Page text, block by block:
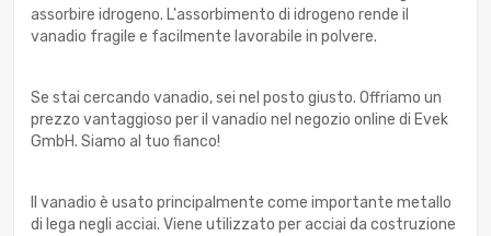
assorbire idrogeno. L'assorbimento di idrogeno rende il
vanadio fragile e facilmente lavorabile in polvere.
Se stai cercando vanadio, sei nel posto giusto. Offriamo un
prezzo vantaggioso per il vanadio nel negozio online di Evek
GmbH. Siamo al tuo fianco!
Il vanadio è usato principalmente come importante metallo
di lega negli acciai. Viene utilizzato per acciai da costruzione